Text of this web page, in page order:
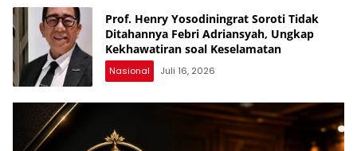
Prof. Henry Yosodiningrat Soroti Tidak
Ditahannya Febri Adriansyah, Ungkap
Kekhawatiran soal Keselamatan
Nasional Juli 16, 2026